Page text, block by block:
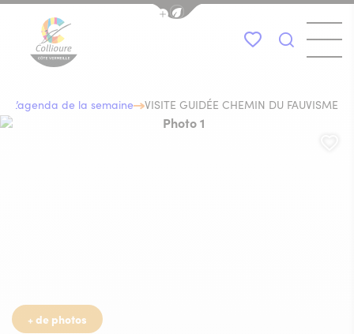
Afficher la barre de navigation du
Mes favoris
Je
L’agenda de la semaine VISITE GUIDÉE CHEMIN DU FAUVISME
Photo 1, © Collioure
+ de photos